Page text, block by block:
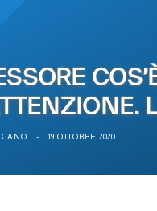
19 OTTOBRE 2020